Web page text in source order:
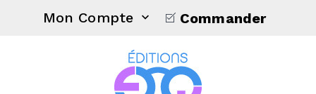
Mon Compte  Commander